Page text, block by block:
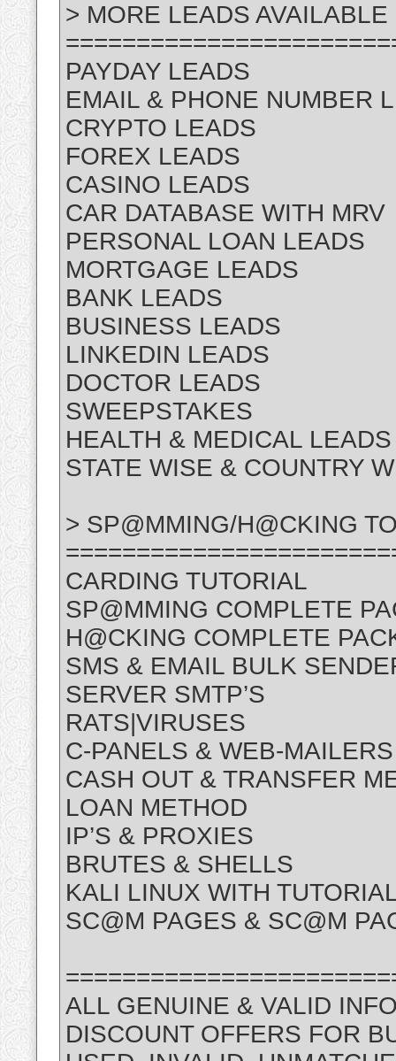
> MORE LEADS AVAILABLE
PAYDAY LEADS
EMAIL & PHONE NUMBER
CRYPTO LEADS
FOREX LEADS
CASINO LEADS
CAR DATABASE WITH MRV
PERSONAL LOAN LEADS
MORTGAGE LEADS
BANK LEADS
BUSINESS LEADS
LINKEDIN LEADS
DOCTOR LEADS
SWEEPSTAKES
HEALTH & MEDICAL LEADS
STATE WISE & COUNTRY
> SP@MMING/H@CKING
CARDING TUTORIAL
SP@MMING COMPLETE
H@CKING COMPLETE
SMS & EMAIL BULK
SERVER SMTP’S
RATS|VIRUSES
C-PANELS & WEB-MAILERS
CASH OUT & TRANSFER
LOAN METHOD
IP’S & PROXIES
BRUTES & SHELLS
KALI LINUX WITH
SC@M PAGES & SC@M
ALL GENUINE & VALID
DISCOUNT OFFERS FOR